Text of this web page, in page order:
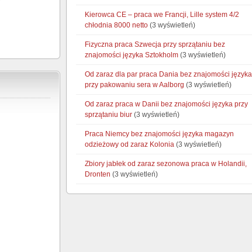
Kierowca CE – praca we Francji, Lille system 4/2
chłodnia 8000 netto (3 wyświetleń)
Fizyczna praca Szwecja przy sprzątaniu bez
znajomości języka Sztokholm (3 wyświetleń)
Od zaraz dla par praca Dania bez znajomości języka
przy pakowaniu sera w Aalborg (3 wyświetleń)
Od zaraz praca w Danii bez znajomości języka przy
sprzątaniu biur (3 wyświetleń)
Praca Niemcy bez znajomości języka magazyn
odzieżowy od zaraz Kolonia (3 wyświetleń)
Zbiory jabłek od zaraz sezonowa praca w Holandii,
Dronten (3 wyświetleń)